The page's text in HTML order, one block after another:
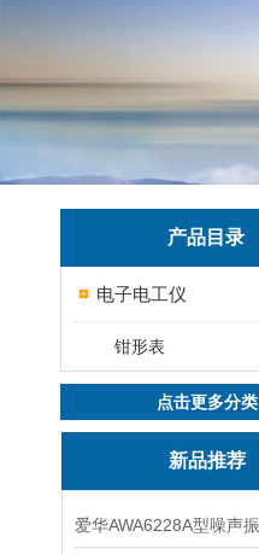
产品目录
电子电工仪
钳形表
点击更多分类
新品推荐